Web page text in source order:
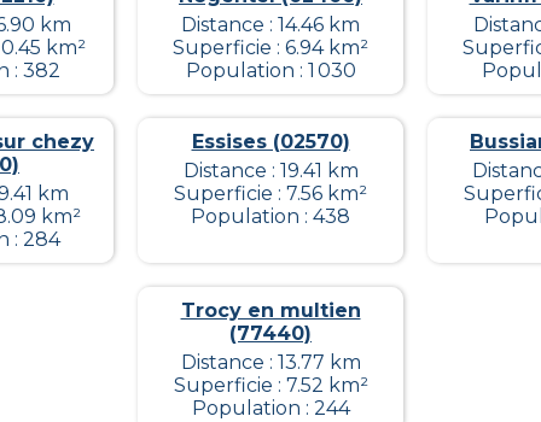
km
km²
: 382
Distance : 14.46 km
Superficie : 6.94 km²
Population : 1 030
chezy
km
km²
: 284
Essises (02570)
Distance : 19.41 km
Superficie : 7.56 km²
Population : 438
Trocy en multien
(77440)
Distance : 13.77 km
Superficie : 7.52 km²
Population : 244